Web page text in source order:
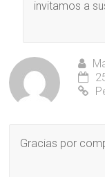
invitamos a
Gracias por